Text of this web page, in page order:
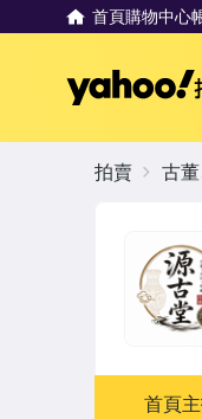
首頁購物中心
首頁
拍賣 古